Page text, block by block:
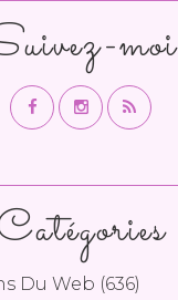
Du Web (636)
moi